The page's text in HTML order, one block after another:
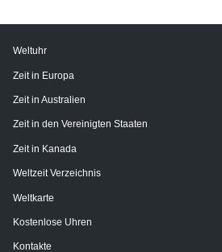
Weltuhr
Zeit in Europa
Zeit in Australien
Zeit in den Vereinigten Staaten
Zeit in Kanada
Weltzeit Verzeichnis
Weltkarte
Kostenlose Uhren
Kontakte